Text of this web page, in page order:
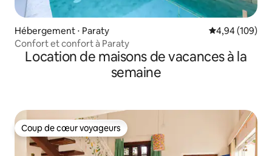
Hébergement ⋅ Paraty Évaluation
4,94 (109)
Confort et confort à Paraty
Location de maisons de vacances à la
semaine
Coup de cœur voyageurs
Coup de cœur voyageurs